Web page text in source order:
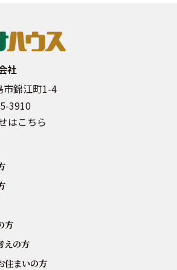
社
市錦江町1-4
3910
はこちら
方
えの方
住まいの方